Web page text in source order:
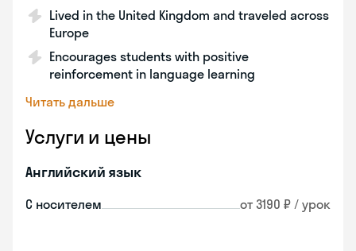
Lived in the United Kingdom and traveled across
Europe
Encourages students with positive
reinforcement in language learning
Читать дальше
Услуги и цены
Английский язык
С носителем от 3190 ₽ / урок